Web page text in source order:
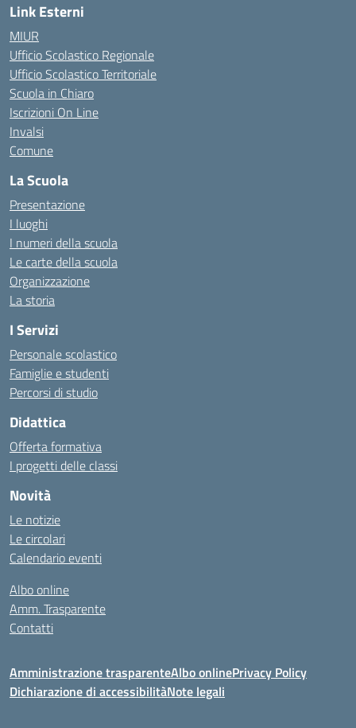
Link Esterni
MIUR
Ufficio Scolastico Regionale
Ufficio Scolastico Territoriale
Scuola in Chiaro
Iscrizioni On Line
Invalsi
Comune
La Scuola
Presentazione
I luoghi
I numeri della scuola
Le carte della scuola
Organizzazione
La storia
I Servizi
Personale scolastico
Famiglie e studenti
Percorsi di studio
Didattica
Offerta formativa
I progetti delle classi
Novità
Le notizie
Le circolari
Calendario eventi
Albo online
Amm. Trasparente
Contatti
Amministrazione trasparenteAlbo onlinePrivacy Policy
Dichiarazione di accessibilitàNote legali